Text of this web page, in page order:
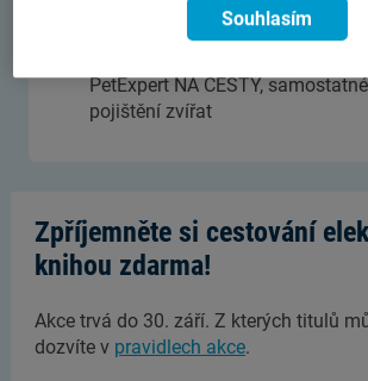
Cestovní pojištění psů a
PetExpert NA CESTY,
pojištění zvířat
Zpříjemněte si cestování
knihou zdarma!
Akce trvá do 30. září. Z kterých titulů
dozvíte v pravidlech akce.
Souhlasím